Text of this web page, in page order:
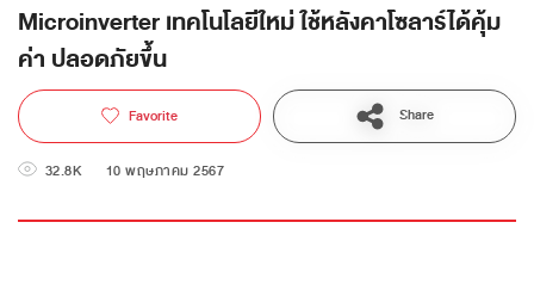
Microinverter เทคโนโลยีใหม่ ใช้หลังคาโซลาร์ได้คุ้ม
ค่า ปลอดภัยขึ้น
Favorite Share
32.8K 10 พฤษภาคม 2567